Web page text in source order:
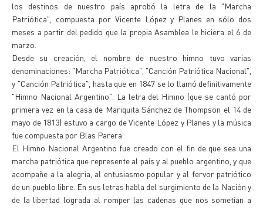
los destinos de nuestro país aprobó la letra de la "Marcha
Patriótica", compuesta por Vicente López y Planes en sólo dos
meses a partir del pedido que la propia Asamblea le hiciera el 6 de
marzo.
Desde su creación, el nombre de nuestro himno tuvo varias
denominaciones: "Marcha Patriótica", "Canción Patriótica Nacional",
y "Canción Patriótica", hasta que en 1847 se lo llamó definitivamente
"Himno Nacional Argentino". La letra del Himno (que se cantó por
primera vez en la casa de Mariquita Sánchez de Thompson el 14 de
mayo de 1813) estuvo a cargo de Vicente López y Planes y la música
fue compuesta por Blas Parera.
El Himno Nacional Argentino fue creado con el fin de que sea una
marcha patriótica que represente al país y al pueblo argentino, y que
acompañe a la alegría, al entusiasmo popular y al fervor patriótico
de un pueblo libre. En sus letras habla del surgimiento de la Nación y
de la libertad lograda al romper las cadenas que nos sometían a